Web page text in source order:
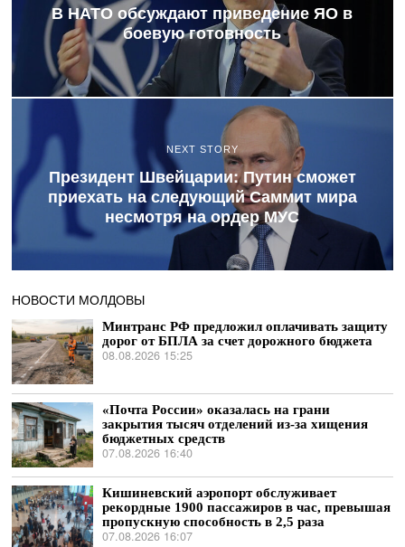
В НАТО обсуждают приведение ЯО в
боевую готовность
NEXT STORY
Президент Швейцарии: Путин сможет
приехать на следующий Саммит мира
несмотря на ордер МУС
НОВОСТИ МОЛДОВЫ
Минтранс РФ предложил оплачивать защиту
дорог от БПЛА за счет дорожного бюджета
08.08.2026 15:25
«Почта России» оказалась на грани
закрытия тысяч отделений из-за хищения
бюджетных средств
07.08.2026 16:40
Кишиневский аэропорт обслуживает
рекордные 1900 пассажиров в час, превышая
пропускную способность в 2,5 раза
07.08.2026 16:07